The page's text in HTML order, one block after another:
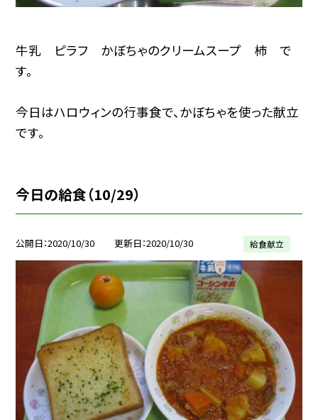
牛乳 ピラフ かぼちゃのクリームスープ 柿 で
す。
今日はハロウィンの行事食で、かぼちゃを使った献立
です。
今日の給食（10/29）
公開日 2020/10/30 更新日 2020/10/30 給食献立